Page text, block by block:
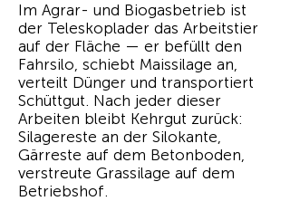
Im Agrar- und Biogasbetrieb ist
der Teleskoplader das Arbeitstier
auf der Fläche — er befüllt den
Fahrsilo, schiebt Maissilage an,
verteilt Dünger und transportiert
Schüttgut. Nach jeder dieser
Arbeiten bleibt Kehrgut zurück:
Silagereste an der Silokante,
Gärreste auf dem Betonboden,
verstreute Grassilage auf dem
Betriebshof.